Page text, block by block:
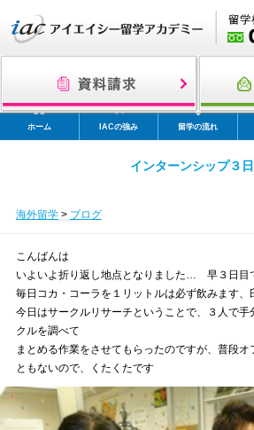
ホーム IACの強み 留学の流れ
インターンシップ３日
海外留学> ブログ
こんばんは
いよいよ折り返し地点となりました… 早３日目
毎日コカ・コーラを１リットルは必ず飲みます、
今日はサークルリサーチということで、３人で手
クルを調べて
まとめる作業をさせてもらったのですが、普段オ
ともないので、くたくたです